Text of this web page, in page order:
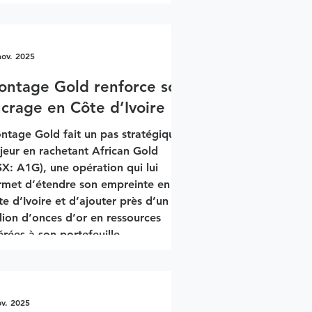
rapidement sentir jusque dans
choc viendrait du pétrole. Une
durable du détroit
un point de passage
pour une grande part
Gold renforce son
en Côte d’Ivoire
Gold fait un pas stratégique
en rachetant African Gold
A1G), une opération qui lui
d’étendre son empreinte en
d’Ivoire et d’ajouter près d’un
d’onces d’or en ressources
à son portefeuille.
le titre de Montage à un
2025
2025